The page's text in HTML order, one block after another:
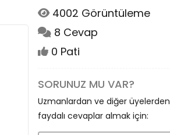
4002 Görüntüleme
8 Cevap
0 Pati
SORUNUZ MU VAR?
Uzmanlardan ve diğer üyelerden
faydalı cevaplar almak için: